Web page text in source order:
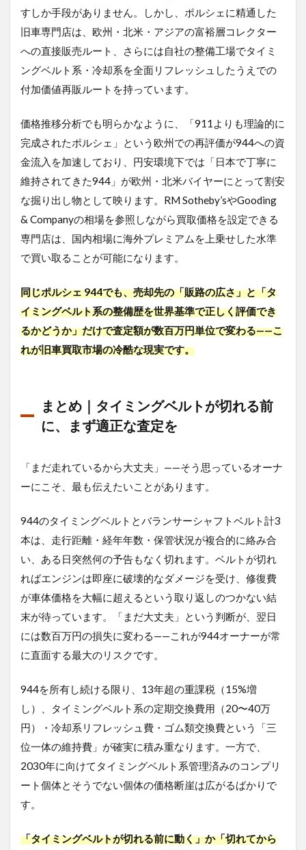
すしか手段がありません。しかし、ポルシェに精通した
旧車専門店は、欧州・北米・アジアの富裕層コレクター
への直接販売ルート、さらには自社の整備工場でタイミ
ングベルト系・冷却系を全面リフレッシュしたうえでの
付加価値再販ルートを持っています。
価格推移分析でも明らかなように、「911よりも理論的に
完成されたポルシェ」という欧州での再評価が944への資
金流入を加速しており、円安環境下では「日本で丁寧に
維持されてきた944」が欧州・北米バイヤーにとって割安
な掘り出し物として映ります。RM Sotheby’sやGooding
& Companyの相場を参照しながら買取価格を設定できる
専門店は、国内相場に海外プレミアムを上乗せした水準
で買い取ることが可能になります。
同じポルシェ 944でも、売却先の「販路の広さ」と「タ
イミングベルト系の整備歴を世界基準で正しく評価でき
るかどうか」だけで査定額が数百万円単位で変わる——こ
れが旧車買取市場の冷酷な現実です。
まとめ｜タイミングベルトが切れる前
に、まず適正な査定を
「まだ走れているから大丈夫」——そう思っているオーナ
ーにこそ、最も伝えたいことがあります。
944のタイミングベルトとバランサーシャフトベルト計3
本は、走行距離・経年年数・保管状況が複合的に絡み合
い、ある日突然何の予告もなく切れます。ベルトが切れ
ればエンジンは即座に破壊的なダメージを受け、修復費
が車体価格を大幅に超えるという取り返しのつかない結
末が待っています。「まだ大丈夫」という判断が、翌日
には数百万円の損失に変わる——これが944オーナーが常
に直面する最大のリスクです。
944を所有し続ける限り、13年超の重課税（15%増
し）、タイミングベルト系の定期交換費用（20〜40万
円）・冷却系リフレッシュ費・ゴム類交換費という「三
位一体の維持費」が確実に積み重なります。一方で、
2030年に向けてタイミングベルト系管理済みのコンプリ
ート個体とそうでない個体の価格断崖は広がるばかりで
す。
「タイミングベルトが切れる前に動く」か「切れてから